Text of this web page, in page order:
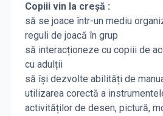
Copiii vin la creșă :
să se joace într-un mediu
reguli de joacă în grup
să interacționeze cu copiii de
cu adulții
să își dezvolte abilități de
utilizarea corectă a
activităților de desen, pictură,